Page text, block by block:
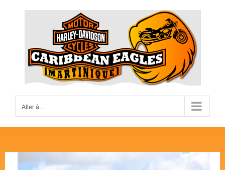
Aller à...